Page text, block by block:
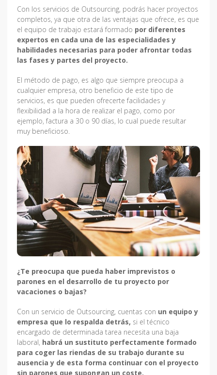
Con los servicios de Outsourcing, podrás hacer proyectos
completos, ya que otra de las ventajas que ofrece, es que
el equipo de trabajo estará formado por diferentes
expertos en cada una de las especialidades y
habilidades necesarias para poder afrontar todas
las fases y partes del proyecto.
El método de pago, es algo que siempre preocupa a
cualquier empresa, otro beneficio de este tipo de
servicios, es que pueden ofrecerte facilidades y
flexibilidad a la hora de realizar el pago, como por
ejemplo, factura a 30 o 90 días, lo cual puede resultar
muy beneficioso.
¿Te preocupa que pueda haber imprevistos o
parones en el desarrollo de tu proyecto por
vacaciones o bajas?
Con un servicio de Outsourcing, cuentas con un equipo y
empresa que lo respalda detrás, si el técnico
encargado de determinada tarea necesita una baja
laboral, habrá un sustituto perfectamente formado
para coger las riendas de su trabajo durante su
ausencia y de esta forma continuar con el proyecto
sin parones que supongan un coste.